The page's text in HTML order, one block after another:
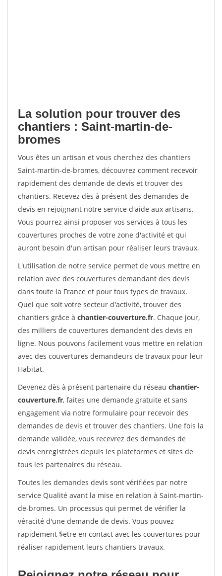
La solution pour trouver des
chantiers : Saint-martin-de-
bromes
Vous êtes un artisan et vous cherchez des chantiers
Saint-martin-de-bromes, découvrez comment recevoir
rapidement des demande de devis et trouver des
chantiers. Recevez dès à présent des demandes de
devis en rejoignant notre service d'aide aux artisans.
Vous pourrez ainsi proposer vos services à tous les
couvertures proches de votre zone d'activité et qui
auront besoin d'un artisan pour réaliser leurs travaux.
L'utilisation de notre service permet de vous mettre en
relation avec des couvertures demandant des devis
dans toute la France et pour tous types de travaux.
Quel que soit votre secteur d'activité, trouver des
chantiers grâce à chantier-couverture.fr. Chaque jour,
des milliers de couvertures demandent des devis en
ligne. Nous pouvons facilement vous mettre en relation
avec des couvertures demandeurs de travaux pour leur
Habitat.
Devenez dès à présent partenaire du réseau chantier-
couverture.fr, faites une demande gratuite et sans
engagement via notre formulaire pour recevoir des
demandes de devis et trouver des chantiers. Une fois la
demande validée, vous recevrez des demandes de
devis enregistrées depuis les plateformes et sites de
tous les partenaires du réseau.
Toutes les demandes devis sont vérifiées par notre
service Qualité avant la mise en relation à Saint-martin-
de-bromes. Un processus qui permet de vérifier la
véracité d'une demande de devis. Vous pouvez
rapidement $etre en contact avec les couvertures pour
réaliser rapidement leurs chantiers travaux.